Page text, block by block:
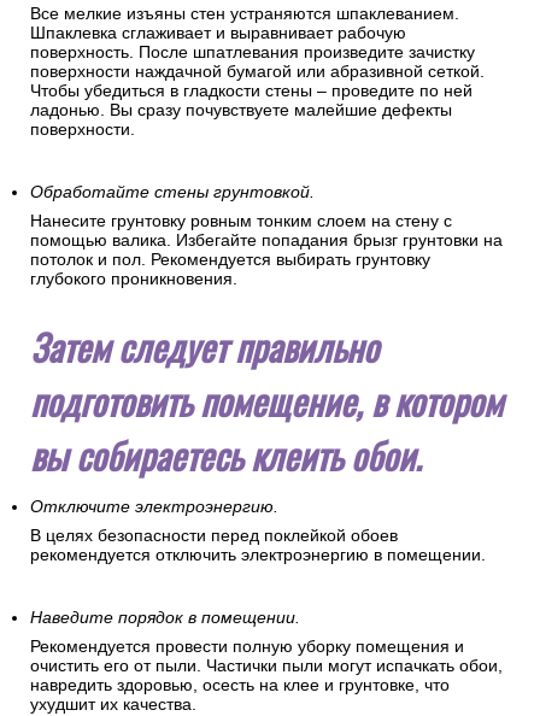
Все мелкие изъяны стен устраняются шпаклеванием.
Шпаклевка сглаживает и выравнивает рабочую
поверхность. После шпатлевания произведите зачистку
поверхности наждачной бумагой или абразивной сеткой.
Чтобы убедиться в гладкости стены – проведите по ней
ладонью. Вы сразу почувствуете малейшие дефекты
поверхности.
Обработайте стены грунтовкой.
Нанесите грунтовку ровным тонким слоем на стену с
помощью валика. Избегайте попадания брызг грунтовки на
потолок и пол. Рекомендуется выбирать грунтовку
глубокого проникновения.
Затем следует правильно
подготовить помещение, в котором
вы собираетесь клеить обои.
Отключите электроэнергию.
В целях безопасности перед поклейкой обоев
рекомендуется отключить электроэнергию в помещении.
Наведите порядок в помещении.
Рекомендуется провести полную уборку помещения и
очистить его от пыли. Частички пыли могут испачкать обои,
навредить здоровью, осесть на клее и грунтовке, что
ухудшит их качества.